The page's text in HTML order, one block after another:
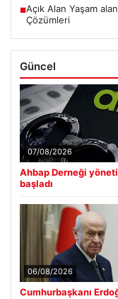
■Açık Alan Yaşam
Çözümleri
Güncel
07/08/2026
Ahbap Derneği
başladı
06/08/2026
Cumhurbaşkanı